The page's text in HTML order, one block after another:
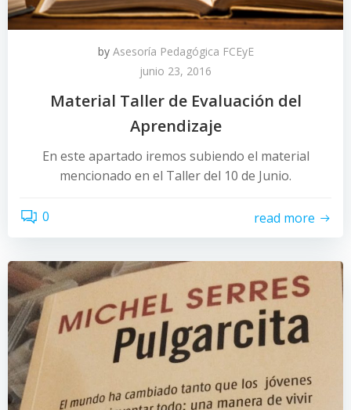
by Asesoría Pedagógica FCEyE
junio 23, 2016
Material Taller de Evaluación del
Aprendizaje
En este apartado iremos subiendo el material
mencionado en el Taller del 10 de Junio.
0 read more